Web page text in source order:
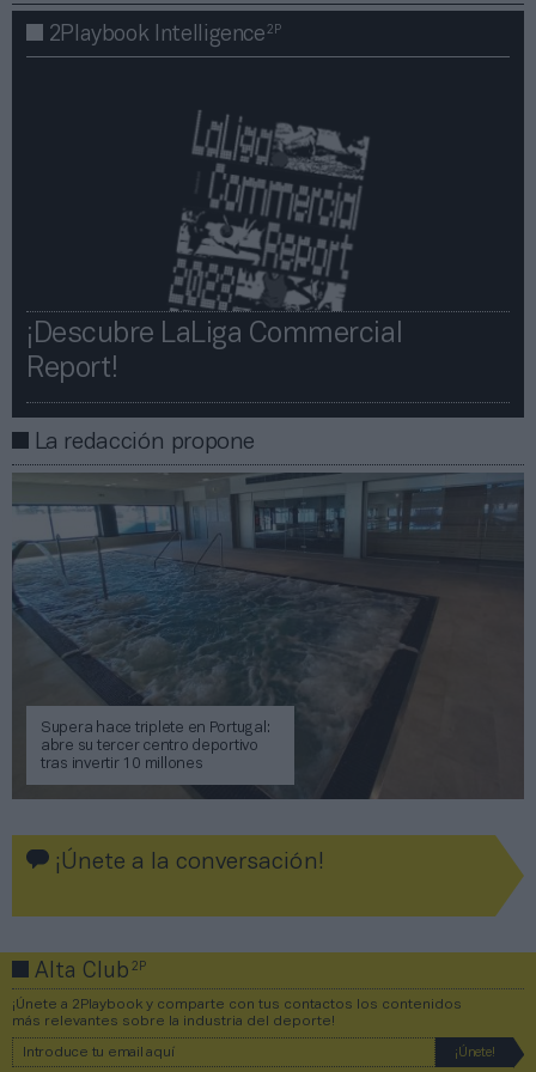
2Playbook Intelligence2P
¡Descubre LaLiga Commercial
Report!​​
La redacción propone
Supera hace triplete en Portugal:
abre su tercer centro deportivo
tras invertir 10 millones
¡Únete a la conversación!
Alta Club2P
¡Únete a 2Playbook y comparte con tus contactos los contenidos
más relevantes sobre la industria del deporte!